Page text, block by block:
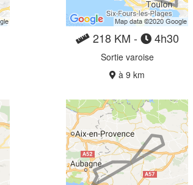
218 KM - 4h30
Sortie varoise
à 9 km